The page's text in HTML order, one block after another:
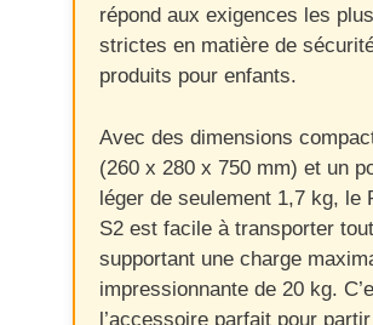
répond aux exigences les plus
strictes en matière de
produits pour enfants.
Avec des dimensions
(260 x 280 x 750 mm) et un
léger de seulement 1,7 kg, le
S2 est facile à transporter
supportant une charge
impressionnante de 20 kg.
l’accessoire parfait pour partir